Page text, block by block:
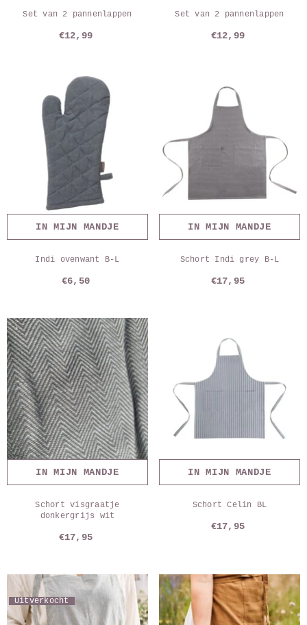
Set van 2 pannenlappen
€12,99
Set van 2 pannenlappen
€12,99
IN MIJN MANDJE
Indi ovenwant B-L
€6,50
IN MIJN MANDJE
Schort Indi grey B-L
€17,95
IN MIJN MANDJE
Schort visgraatje
donkergrijs wit
€17,95
IN MIJN MANDJE
Schort Celin BL
€17,95
Uitverkocht